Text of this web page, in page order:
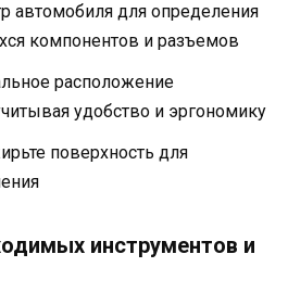
автомобиля для определения
компонентов и разъемов
расположение
удобство и эргономику
поверхность для
инструментов и